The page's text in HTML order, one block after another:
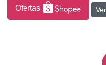
garante uma filtragem
até 45 minutos de
que proporciona maior
Ofertas